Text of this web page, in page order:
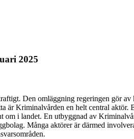
2025
Den omläggning regeringen gör
är Kriminalvården en helt central
i landet. En utbyggnad av
Många aktörer är därmed